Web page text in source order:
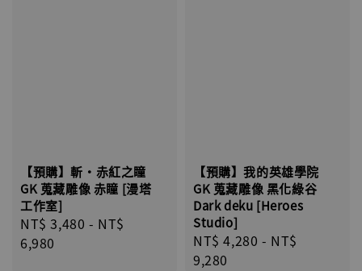
【預購】斬·赤紅之瞳
GK 蒐藏雕像 赤瞳 [漫塔
工作室]
Regular
price
NT$ 3,480 - NT$
6,980
【預購】我的英雄學院
GK 蒐藏雕像 黑化綠谷
Dark deku [Heroes
Studio]
Regular
price
NT$ 4,280 - NT$
9,280